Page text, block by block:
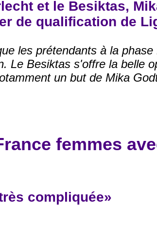
et le Besiktas,
de qualification de
les prétendants à la
Le Besiktas s'offre la belle
un but de Mika
femmes
compliquée»